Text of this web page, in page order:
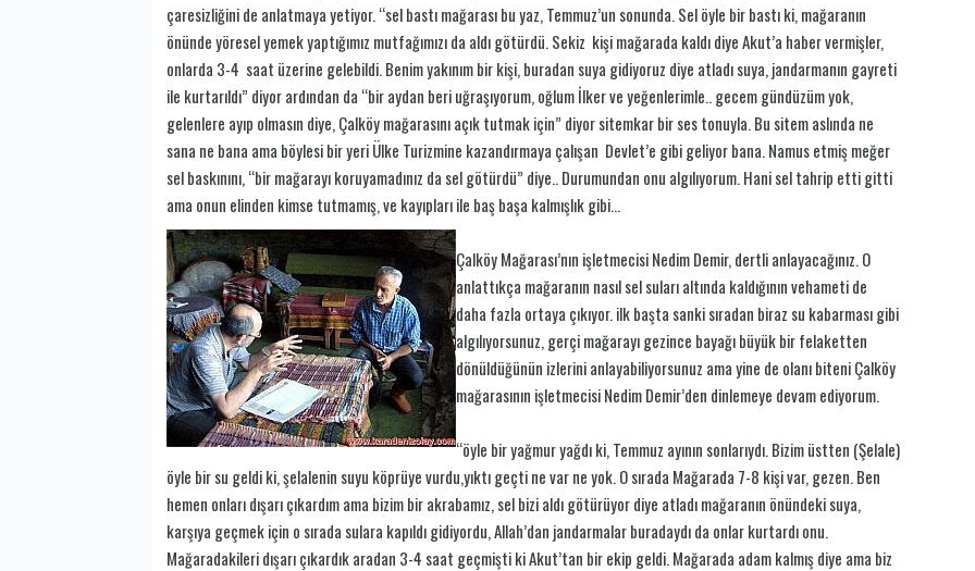
çaresizliğini de anlatmaya yetiyor. “sel bastı mağarası bu yaz, Temmuz’un sonunda. Sel öyle bir bastı ki, mağaranın
önünde yöresel yemek yaptığımız mutfağımızı da aldı götürdü. Sekiz kişi mağarada kaldı diye Akut’a haber vermişler,
onlarda 3-4 saat üzerine gelebildi. Benim yakınım bir kişi, buradan suya gidiyoruz diye atladı suya, jandarmanın gayreti
ile kurtarıldı” diyor ardından da “bir aydan beri uğraşıyorum, oğlum İlker ve yeğenlerimle.. gecem gündüzüm yok,
gelenlere ayıp olmasın diye, Çalköy mağarasını açık tutmak için” diyor sitemkar bir ses tonuyla. Bu sitem aslında ne
sana ne bana ama böylesi bir yeri Ülke Turizmine kazandırmaya çalışan Devlet’e gibi geliyor bana. Namus etmiş meğer
sel baskınını, “bir mağarayı koruyamadınız da sel götürdü” diye.. Durumundan onu algılıyorum. Hani sel tahrip etti gitti
ama onun elinden kimse tutmamış, ve kayıpları ile baş başa kalmışlık gibi…
Çalköy Mağarası’nın işletmecisi Nedim Demir, dertli anlayacağınız. O
anlattıkça mağaranın nasıl sel suları altında kaldığının vehameti de
daha fazla ortaya çıkıyor. ilk başta sanki sıradan biraz su kabarması gibi
algılıyorsunuz, gerçi mağarayı gezince bayağı büyük bir felaketten
dönüldüğünün izlerini anlayabiliyorsunuz ama yine de olanı biteni Çalköy
mağarasının işletmecisi Nedim Demir’den dinlemeye devam ediyorum.
“öyle bir yağmur yağdı ki, Temmuz ayının sonlarıydı. Bizim üstten (Şelale)
öyle bir su geldi ki, şelalenin suyu köprüye vurdu,yıktı geçti ne var ne yok. O sırada Mağarada 7-8 kişi var, gezen. Ben
hemen onları dışarı çıkardım ama bizim bir akrabamız, sel bizi aldı götürüyor diye atladı mağaranın önündeki suya,
karşıya geçmek için o sırada sulara kapıldı gidiyordu, Allah’dan jandarmalar buradaydı da onlar kurtardı onu.
Mağaradakileri dışarı çıkardık aradan 3-4 saat geçmişti ki Akut’tan bir ekip geldi. Mağarada adam kalmış diye ama biz